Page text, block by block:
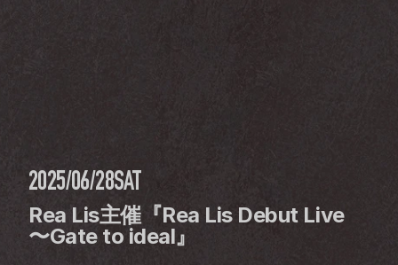
2025/06/28SAT
Rea Lis主催『Rea Lis Debut Live
〜Gate to ideal』